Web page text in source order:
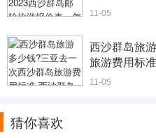
11-05
西沙群岛旅
旅游费用标
11-05
猜你喜欢